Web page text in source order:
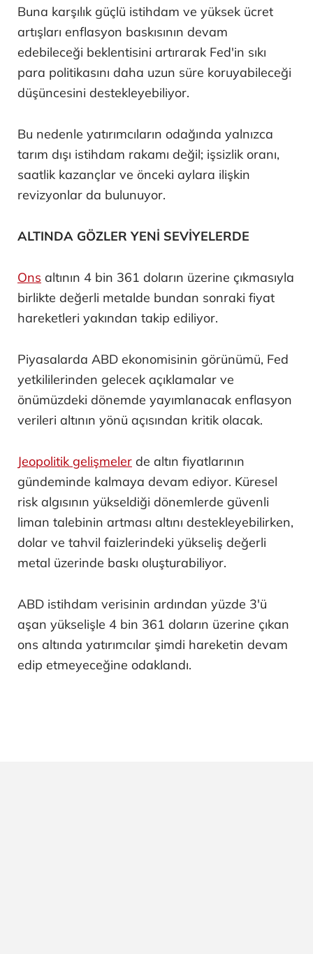
Buna karşılık güçlü istihdam ve yüksek ücret
artışları enflasyon baskısının devam
edebileceği beklentisini artırarak Fed'in sıkı
para politikasını daha uzun süre koruyabileceği
düşüncesini destekleyebiliyor.
Bu nedenle yatırımcıların odağında yalnızca
tarım dışı istihdam rakamı değil; işsizlik oranı,
saatlik kazançlar ve önceki aylara ilişkin
revizyonlar da bulunuyor.
ALTINDA GÖZLER YENİ SEVİYELERDE
Ons altının 4 bin 361 doların üzerine çıkmasıyla
birlikte değerli metalde bundan sonraki fiyat
hareketleri yakından takip ediliyor.
Piyasalarda ABD ekonomisinin görünümü, Fed
yetkililerinden gelecek açıklamalar ve
önümüzdeki dönemde yayımlanacak enflasyon
verileri altının yönü açısından kritik olacak.
Jeopolitik gelişmeler de altın fiyatlarının
gündeminde kalmaya devam ediyor. Küresel
risk algısının yükseldiği dönemlerde güvenli
liman talebinin artması altını destekleyebilirken,
dolar ve tahvil faizlerindeki yükseliş değerli
metal üzerinde baskı oluşturabiliyor.
ABD istihdam verisinin ardından yüzde 3'ü
aşan yükselişle 4 bin 361 doların üzerine çıkan
ons altında yatırımcılar şimdi hareketin devam
edip etmeyeceğine odaklandı.